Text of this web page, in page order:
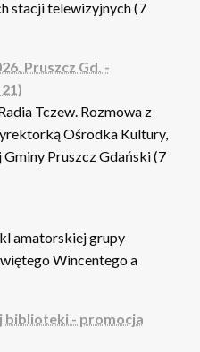
stacji telewizyjnych (7
Pruszcz Gd. -
Tczew. Rozmowa z
Ośrodka Kultury,
Pruszcz Gdański (7
amatorskiej grupy
Wincentego a
biblioteki - promocja